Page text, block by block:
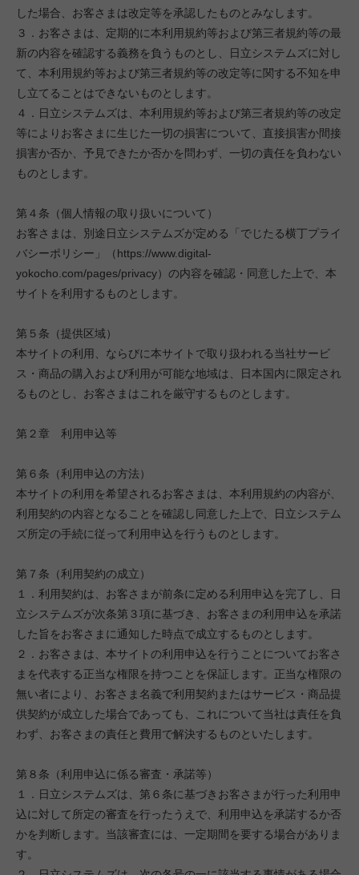
した場合、お客さまは改定等を承認したものとみなします。
３．お客さまは、定期的に本利用規約等および第三者規約等の最
新の内容を確認する義務を負うものとし、日立システムズに対し
て、本利用規約等および第三者規約等の改定等に関する不知を申
し立てることはできないものとします。
４．日立システムズは、本利用規約等および第三者規約等の改定
等によりお客さまに生じた一切の損害について、直接損害か間接
損害か否か、予見できたか否かを問わず、一切の責任を負わない
ものとします。
第４条（個人情報の取り扱いについて）
お客さまは、別途日立システムズが定める「でじたる横丁プライ
バシーポリシー」（https://www.digital-
yokocho.com/pages/privacy）の内容を確認・同意した上で、本
サイトを利用するものとします。
第５条（提供区域）
本サイトの利用、ならびに本サイトで取り扱われる当社サービ
ス・商品の購入および利用が可能な地域は、日本国内に限定され
るものとし、お客さまはこれを厳守するものとします。
第２章 利用申込等
第６条（利用申込の方法）
本サイトの利用を希望されるお客さまは、本利用規約の内容が、
利用契約の内容となることを確認し同意した上で、日立システム
ズ所定の手続に従って利用申込を行うものとします。
第７条（利用契約の成立）
１．利用契約は、お客さまが前条に定める利用申込を完了し、日
立システムズが次条第３項に基づき、お客さまの利用申込を承諾
した旨をお客さまに通知した時点で成立するものとします。
２．お客さまは、本サイトの利用申込を行うことについてお客さ
まを代表する正当な権限を持つことを保証します。正当な権限の
無い者により、お客さま名義で利用契約またはサービス・商品提
供契約が成立した場合であっても、これについて当社は責任を負
わず、お客さまの責任と費用で解決するものといたします。
第８条（利用申込に係る審査・承諾等）
１．日立システムズは、第６条に基づきお客さまが行った利用申
込に対して所定の審査を行ったうえで、利用申込を承諾するか否
かを判断します。当該審査には、一定期間を要する場合がありま
す。